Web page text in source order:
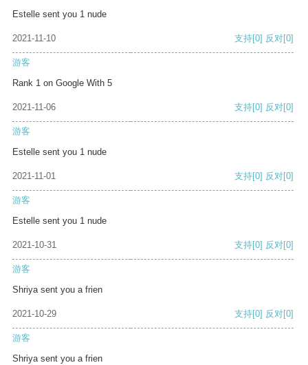
Estelle sent you 1 nude
2021-11-10 支持[0] 反对[0]
游客
Rank 1 on Google With 5
2021-11-06 支持[0] 反对[0]
游客
Estelle sent you 1 nude
2021-11-01 支持[0] 反对[0]
游客
Estelle sent you 1 nude
2021-10-31 支持[0] 反对[0]
游客
Shriya sent you a frien
2021-10-29 支持[0] 反对[0]
游客
Shriya sent you a frien